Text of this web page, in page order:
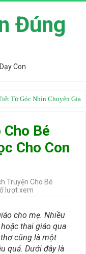
Đúng
Con
Từ Góc Nhìn Chuyên Gia
Bé
Cho Con
Truyện Cho Bé
lượt xem
cho mẹ. Nhiều
hoặc thai giáo qua
cũng là một
quả. Dưới đây là